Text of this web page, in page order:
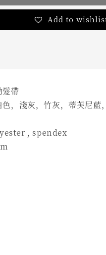
Add to
帶
，淺灰，竹灰，蒂芙尼藍
, spendex